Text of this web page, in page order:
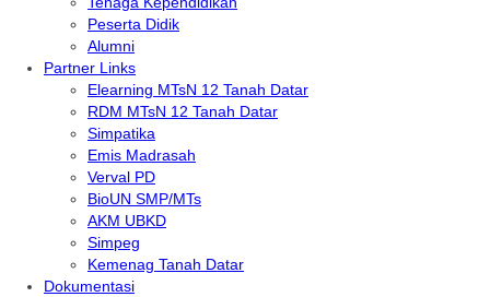
Peserta Didik
Alumni
Partner Links
Elearning MTsN 12 Tanah Datar
RDM MTsN 12 Tanah Datar
Simpatika
Emis Madrasah
Verval PD
BioUN SMP/MTs
AKM UBKD
Simpeg
Kemenag Tanah Datar
Dokumentasi